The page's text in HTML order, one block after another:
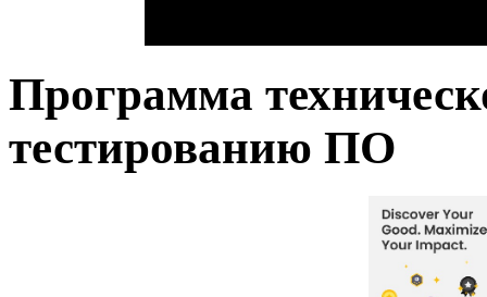
Программа
тестированию ПО